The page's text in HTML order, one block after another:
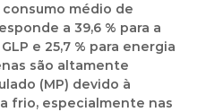
médio de
a 39,6 % para a
e 25,7 % para energia
são altamente
(MP) devido à
frio, especialmente nas